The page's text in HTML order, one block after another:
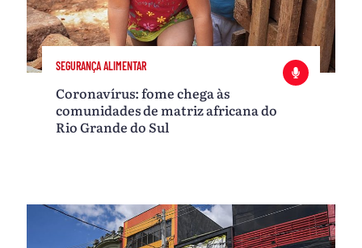
SEGURANÇA ALIMENTAR
Coronavírus: fome chega às
comunidades de matriz africana do
Rio Grande do Sul